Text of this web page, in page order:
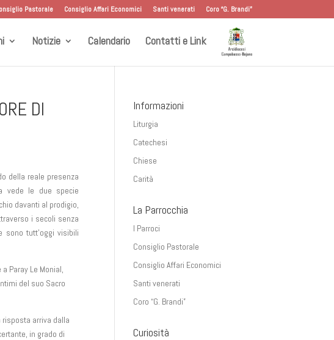
Pastorale Consiglio Affari Economici Santi venerati Coro “G. Brandi”
Notizie Calendario Contatti e Link
DI
della reale presenza
vede le due specie
davanti al prodigio,
i secoli senza
sono tutt’oggi visibili
Paray Le Monial,
del suo Sacro
risposta arriva dalla
in grado di
Informazioni
Liturgia
Catechesi
Chiese
Carità
La Parrocchia
I Parroci
Consiglio Pastorale
Consiglio Affari Economici
Santi venerati
Coro “G. Brandi”
Curiosità